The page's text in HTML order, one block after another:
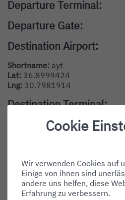
Departure Terminal:
Departure Gate:
Destination Airport:
Shortname: ayt
Lat: 36.8999424
Lng: 30.7981914
Destination Terminal:
Destination Gate:
Shortname:
Type:
departure
Cookie
Wir verwenden Cookies auf
Einige von ihnen sind
andere uns helfen, diese
Erfahrung zu verbessern.